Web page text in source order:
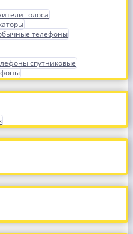
голоса
телефоны
спутниковые